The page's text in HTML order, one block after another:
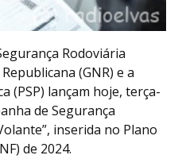
Rodoviária
(GNR) e a
(PSP) lançam hoje, terça-
de Segurança
inserida no Plano
de 2024.